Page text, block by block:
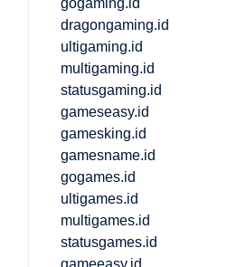
gogaming.id
dragongaming.id
ultigaming.id
multigaming.id
statusgaming.id
gameseasy.id
gamesking.id
gamesname.id
gogames.id
ultigames.id
multigames.id
statusgames.id
gameeasy.id